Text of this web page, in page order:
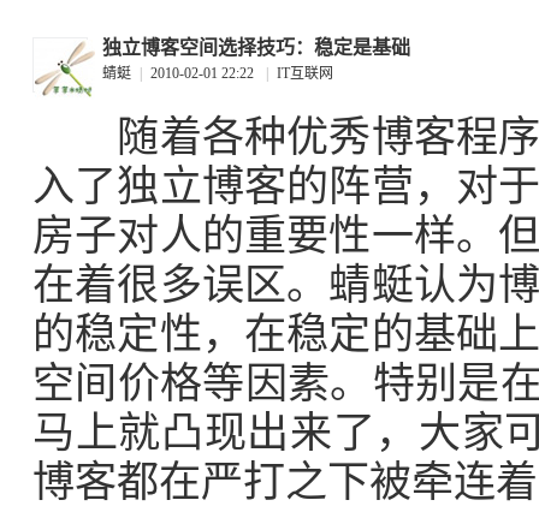
独立博客空间选择技巧：稳定是基础
蜻蜓 2010-02-01 22:22 IT互联网
随着各种优秀博客程序
入了独立博客的阵营，对
房子对人的重要性一样。
在着很多误区。蜻蜓认为
的稳定性，在稳定的基础
空间价格等因素。特别是
马上就凸现出来了，大家
博客都在严打之下被牵连